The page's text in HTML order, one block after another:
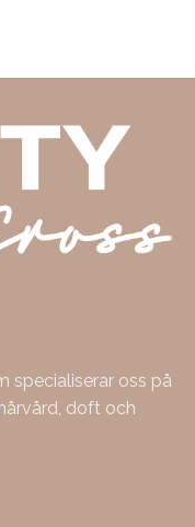
specialiserar oss på
doft och